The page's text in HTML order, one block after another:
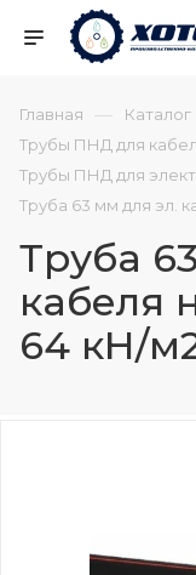
Главная — Каталог
Трубы ПНД для
Трубы ПНД для
Труба 63 мм для эл.
Труба
кабеля
64 кН/